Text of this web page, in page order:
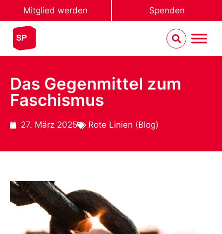
Mitglied werden Spenden
Das Gegenmittel zum
Faschismus
27. März 2025 Rote Linien (Blog)